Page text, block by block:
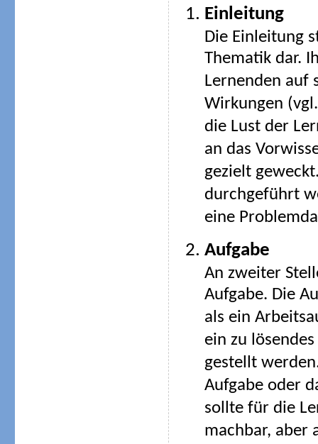
Einleitung
Die Einleitung
Thematik dar.
Lernenden auf
Wirkungen
die Lust der
an das
gezielt
durchgeführt
eine
Aufgabe
An zweiter
Aufgabe. Die
als ein
ein zu
gestellt
Aufgabe oder
sollte für die
machbar, aber